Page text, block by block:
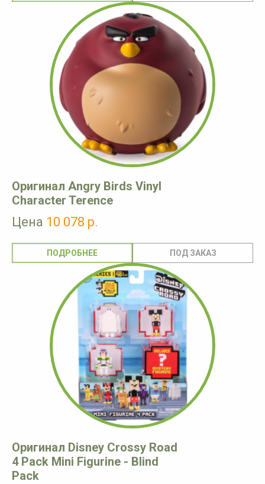
Оригинал Angry Birds Vinyl
Character Terence
Цена 10 078 р.
ПОДРОБНЕЕ
Оригинал Disney Crossy Road
4 Pack Mini Figurine - Blind
Pack